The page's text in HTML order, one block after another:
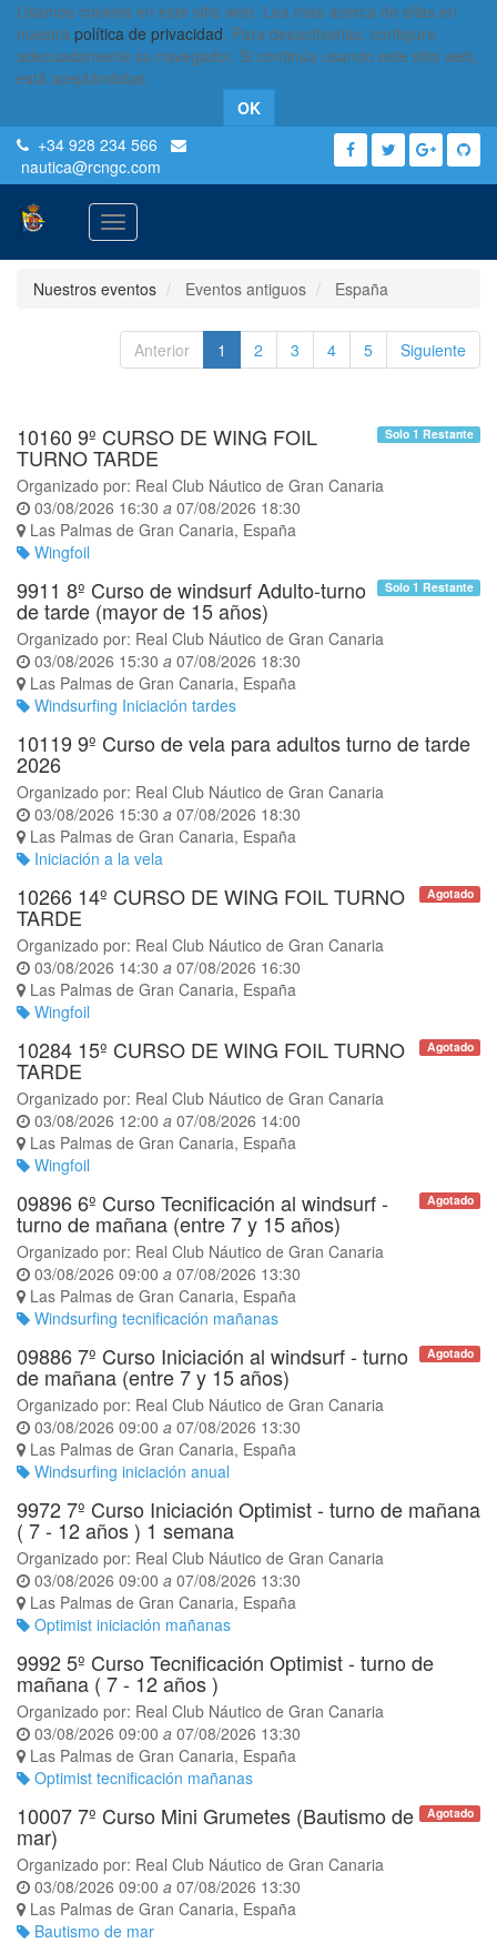
Usamos cookies en este sitio web. Lea más acerca de ellas en
nuestra política de privacidad. Para desactivarlas, configure
adecuadamente su navegador. Si continúa usando este sitio web,
está aceptándolas.
OK
+34 928 234 566
nautica@rcngc.com
Activar
navegación
Nuestros eventos
Eventos antiguos España
Anterior 1 2 3 4 5 Siguiente
Solo 1 Restante
10160 9º CURSO DE WING FOIL
TURNO TARDE
Organizado por: Real Club Náutico de Gran Canaria
03/08/2026 16:30 a 07/08/2026 18:30
Las Palmas de Gran Canaria, España
Wingfoil
Solo 1 Restante
9911 8º Curso de windsurf Adulto-turno
de tarde (mayor de 15 años)
Organizado por: Real Club Náutico de Gran Canaria
03/08/2026 15:30 a 07/08/2026 18:30
Las Palmas de Gran Canaria, España
Windsurfing Iniciación tardes
10119 9º Curso de vela para adultos turno de tarde
2026
Organizado por: Real Club Náutico de Gran Canaria
03/08/2026 15:30 a 07/08/2026 18:30
Las Palmas de Gran Canaria, España
Iniciación a la vela
Agotado
10266 14º CURSO DE WING FOIL TURNO
TARDE
Organizado por: Real Club Náutico de Gran Canaria
03/08/2026 14:30 a 07/08/2026 16:30
Las Palmas de Gran Canaria, España
Wingfoil
Agotado
10284 15º CURSO DE WING FOIL TURNO
TARDE
Organizado por: Real Club Náutico de Gran Canaria
03/08/2026 12:00 a 07/08/2026 14:00
Las Palmas de Gran Canaria, España
Wingfoil
Agotado
09896 6º Curso Tecnificación al windsurf -
turno de mañana (entre 7 y 15 años)
Organizado por: Real Club Náutico de Gran Canaria
03/08/2026 09:00 a 07/08/2026 13:30
Las Palmas de Gran Canaria, España
Windsurfing tecnificación mañanas
Agotado
09886 7º Curso Iniciación al windsurf - turno
de mañana (entre 7 y 15 años)
Organizado por: Real Club Náutico de Gran Canaria
03/08/2026 09:00 a 07/08/2026 13:30
Las Palmas de Gran Canaria, España
Windsurfing iniciación anual
9972 7º Curso Iniciación Optimist - turno de mañana
( 7 - 12 años ) 1 semana
Organizado por: Real Club Náutico de Gran Canaria
03/08/2026 09:00 a 07/08/2026 13:30
Las Palmas de Gran Canaria, España
Optimist iniciación mañanas
9992 5º Curso Tecnificación Optimist - turno de
mañana ( 7 - 12 años )
Organizado por: Real Club Náutico de Gran Canaria
03/08/2026 09:00 a 07/08/2026 13:30
Las Palmas de Gran Canaria, España
Optimist tecnificación mañanas
Agotado
10007 7º Curso Mini Grumetes (Bautismo de
mar)
Organizado por: Real Club Náutico de Gran Canaria
03/08/2026 09:00 a 07/08/2026 13:30
Las Palmas de Gran Canaria, España
Bautismo de mar